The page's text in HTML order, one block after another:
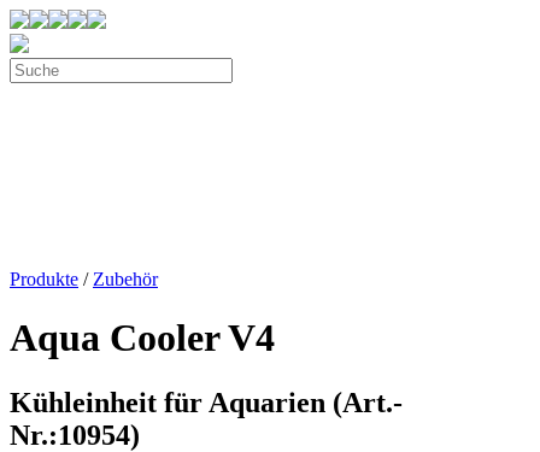
Produkte / Zubehör
Aqua Cooler V4
Kühleinheit für Aquarien (Art.-
Nr.:10954)